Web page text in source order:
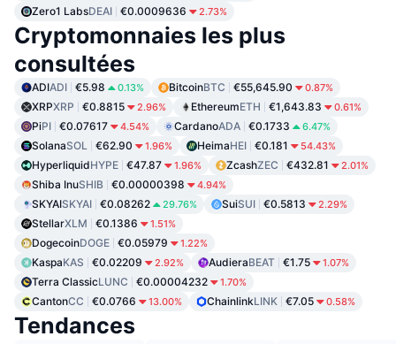
Zero1 LabsDEAI €0.0009636 2.73%
Cryptomonnaies les plus
consultées
ADIADI €5.98 0.13% BitcoinBTC €55,645.90 0.87%
XRPXRP €0.8815 2.96% EthereumETH €1,643.83 0.61%
PiPI €0.07617 4.54% CardanoADA €0.1733 6.47%
SolanaSOL €62.90 1.96% HeimaHEI €0.181 54.43%
HyperliquidHYPE €47.87 1.96% ZcashZEC €432.81 2.01%
Shiba InuSHIB €0.00000398 4.94%
SKYAISKYAI €0.08262 29.76% SuiSUI €0.5813 2.29%
StellarXLM €0.1386 1.51%
DogecoinDOGE €0.05979 1.22%
KaspaKAS €0.02209 2.92% AudieraBEAT €1.75 1.07%
Terra ClassicLUNC €0.00004232 1.70%
CantonCC €0.0766 13.00% ChainlinkLINK €7.05 0.58%
Tendances